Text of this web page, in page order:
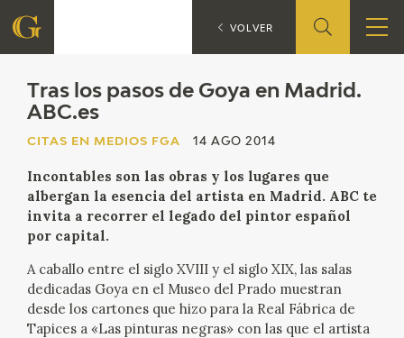
FUNDACIÓN
CENTRO DE INVESTIGACIÓN Y DOCUMENTACIÓN
ACCIÓN CORPORATIVA
SEDE
CONTACTO
Tras los pasos de Goya en Madrid.
ABC.es
CITAS EN MEDIOS FGA 14 AGO 2014
Incontables son las obras y los lugares que
albergan la esencia del artista en Madrid. ABC te
invita a recorrer el legado del pintor español
por capital.
A caballo entre el siglo XVIII y el siglo XIX, las salas
dedicadas Goya en el Museo del Prado muestran
desde los cartones que hizo para la Real Fábrica de
Tapices a «Las pinturas negras» con las que el artista
CITAS EN MEDIOS FGA
VOLVER